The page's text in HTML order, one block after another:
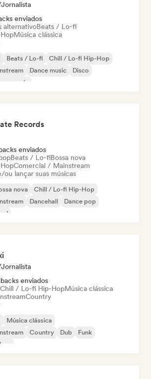
enviados
alternativoBeats / Lo-fi
Música clássica
Beats / Lo-fi
Chill / Lo-fi Hip-Hop
Dance music
Disco
music
Records
enviados
Beats / Lo-fiBossa nova
Comercial / Mainstream
ou lançar suas músicas
nova
Chill / Lo-fi Hip-Hop
Dancehall
Dance pop
enviados
Chill / Lo-fi Hip-HopMúsica clássica
Country
Música clássica
Country Dub
Funk